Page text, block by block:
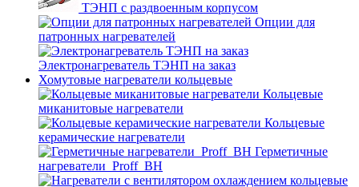
ТЭНП с раздвоенным корпусом
Опции для
патронных нагревателей
Электронагреватель ТЭНП на заказ
Хомутовые нагреватели кольцевые
Кольцевые
миканитовые нагреватели
Кольцевые
керамические нагреватели
Герметичные
нагреватели_Proff_BH